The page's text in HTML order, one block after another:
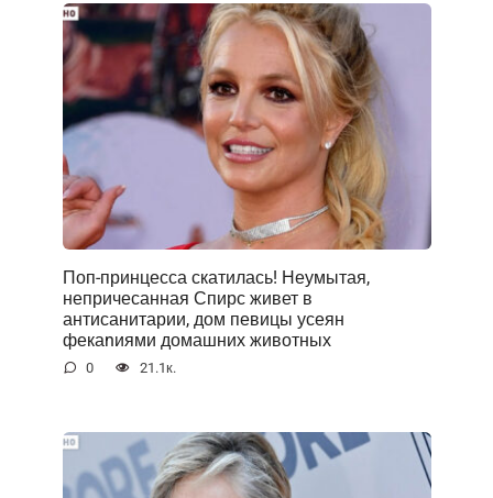
Поп-принцесса скатилась! Неумытая,
непричесанная Спирс живет в
антисанитарии, дом певицы усеян
фекаnиями домашних животных
0 21.1к.